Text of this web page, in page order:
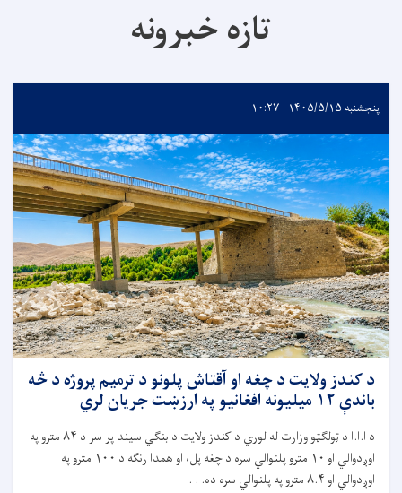
تازه خبرونه
پنجشنبه ۱۴۰۵/۵/۱۵ - ۱۰:۲۷
د کندز ولایت د چغه او آقتاش پلونو د ترمیم پروژه د څه
باندې ۱۲ میلیونه افغانیو په ارزښت جریان لري
د ا.ا.ا د ټولګټو وزارت له لوري د کندز ولایت د بنګي سیند پر سر د ۸۴مترو په
اوږدوالي او ۱۰ مترو پلنوالي سره د چغه پل، او همدا رنګه د ۱۰۰ مترو په
اوږدوالي او۸.۴مترو په پلنوالي سره ده. . .